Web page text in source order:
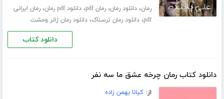
رمان،دانلود رمان،رمان pdf ،دانلود pdf رمان ،رمان ایرانی
pdf،دانلود رمان ترسناک،دانلود رمان ژانر وحشت
دانلود کتاب
دانلود کتاب رمان چرخه عشق ما سه نفر
از:کیانا بهمن زاده